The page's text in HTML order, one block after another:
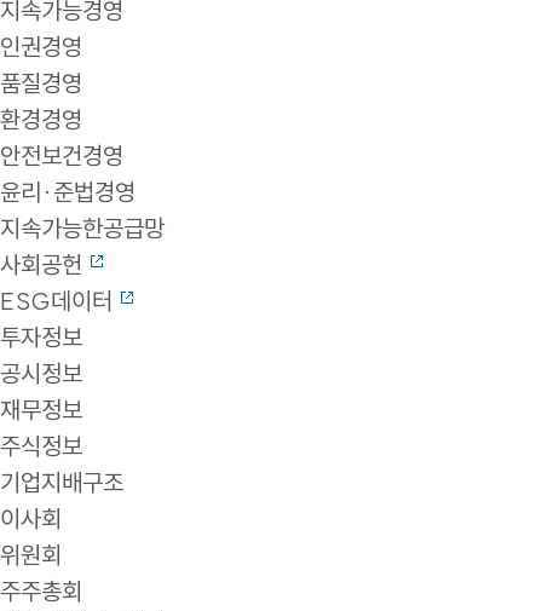
지속가능경영
인권경영
품질경영
환경경영
안전보건경영
윤리·준법경영
지속가능한공급망
사회공헌
ESG데이터
투자정보
공시정보
재무정보
주식정보
기업지배구조
이사회
위원회
주주총회